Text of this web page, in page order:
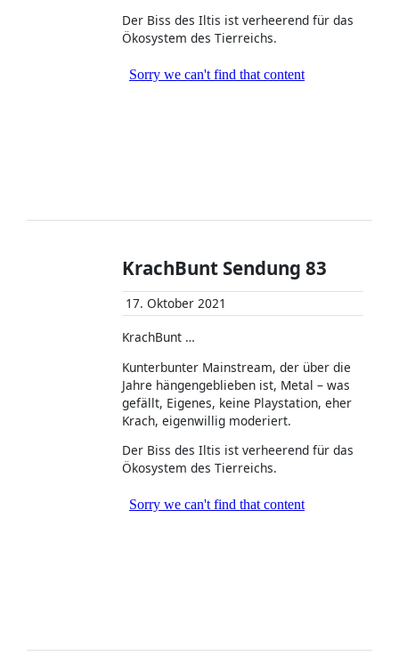
Der Biss des Iltis ist verheerend für das
Ökosystem des Tierreichs.
KrachBunt Sendung 83
17. Oktober 2021
KrachBunt …
Kunterbunter Mainstream, der über die
Jahre hängengeblieben ist, Metal – was
gefällt, Eigenes, keine Playstation, eher
Krach, eigenwillig moderiert.
Der Biss des Iltis ist verheerend für das
Ökosystem des Tierreichs.